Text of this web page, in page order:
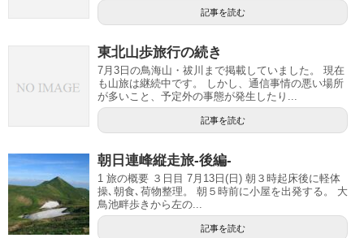
記事を読む
東北山歩旅行の続き
7月3日の鳥海山・祓川まで掲載していました。 現在
も山旅は継続中です。 しかし、通信事情の悪い場所
が多いこと、予定外の事態が発生したり...
記事を読む
朝日連峰縦走旅-後編-
1 旅の概要 ３日目 7月13日(日) 朝３時起床後に軽体
操､朝食､荷物整理。 朝５時前に小屋を出発する。 大
鳥池畔歩きから左の...
記事を読む